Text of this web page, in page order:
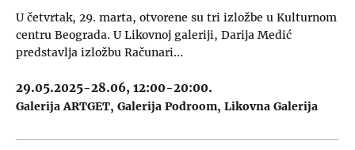
U četvrtak, 29. marta, otvorene su tri izložbe u Kulturnom
centru Beograda. U Likovnoj galeriji, Darija Medić
predstavlja izložbu Računari…
29.05.2025-28.06, 12:00-20:00.
Galerija ARTGET Galerija Podroom Likovna Galerija